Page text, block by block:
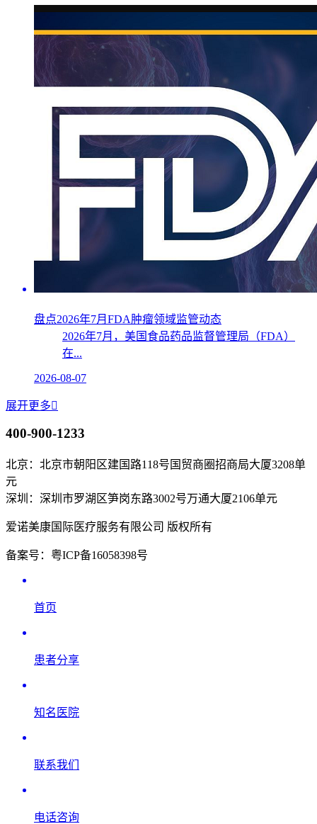
盘点2026年7月FDA肿瘤领域监管动态
2026年7月，美国食品药品监督管理局（FDA）
在...
2026-08-07
展开更多
400-900-1233
北京：北京市朝阳区建国路118号国贸商圈招商局大厦3208单
元
深圳：深圳市罗湖区笋岗东路3002号万通大厦2106单元
爱诺美康国际医疗服务有限公司 版权所有
备案号：粤ICP备16058398号
首页
患者分享
知名医院
联系我们
电话咨询